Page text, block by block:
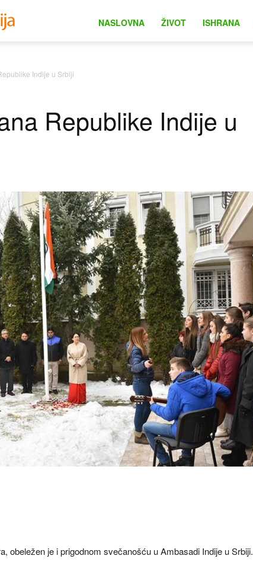
NASLOVNA ŽIVOT ISHRANA
Indije u Srbiji
Republike Indije u
obeležen je i prigodnom svečanošću u Ambasadi Indije u Srbiji.